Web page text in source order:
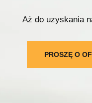
Aż do uzyskania
PROSZĘ O